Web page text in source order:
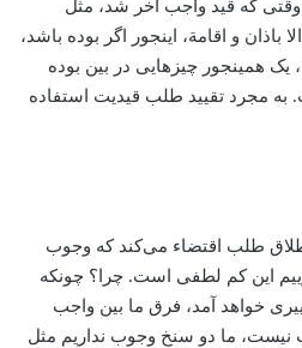
که قید واجب آخر شد، ‌مثل
باذان و اقامة، اینجور اگر بوده باشد،
‌یک همینجور چیزهایی در بین بوده
به مجرد تقیید طلب قیدیت استفاده
طلب اقتضاء می‌کند که وجوب
این کم لطفی است. چرا؟ چونکه
خواهد آمد، ‌فرق ما بین واجب
نیست، ما دو سنخ وجوب نداریم مثل